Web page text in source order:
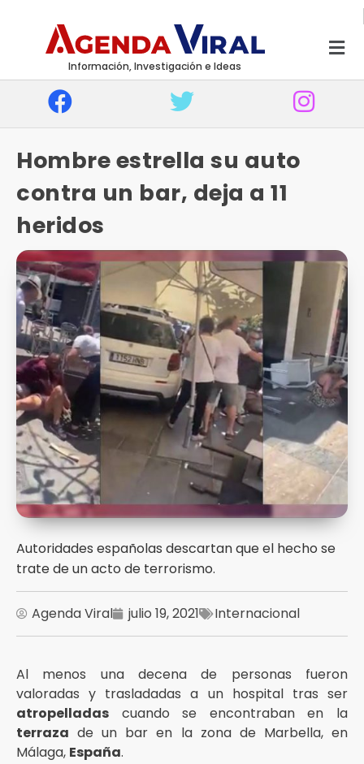
Información, Investigación e Ideas
Hombre estrella su auto
contra un bar, deja a 11
heridos
Autoridades españolas descartan que el hecho se
trate de un acto de terrorismo.
Agenda Viral julio 19, 2021 Internacional
Al menos una decena de personas fueron
valoradas y trasladadas a un hospital tras ser
atropelladas cuando se encontraban en la
terraza de un bar en la zona de Marbella, en
Málaga, España.